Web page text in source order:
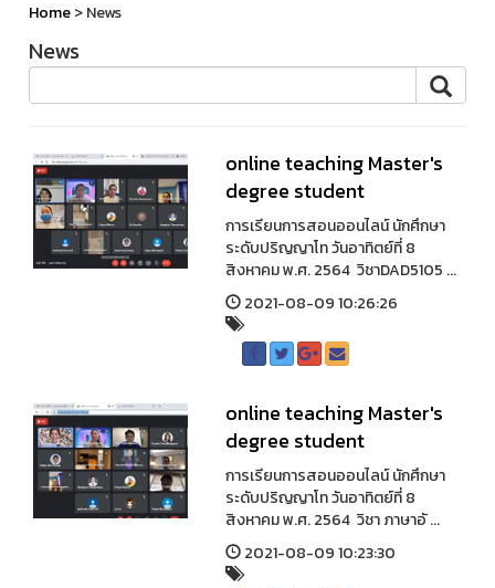
Home> News
News
online teaching Master's
degree student
การเรียนการสอนออนไลน์ นักศึกษา
ระดับปริญญาโท วันอาทิตย์ที่ 8
สิงหาคม พ.ศ. 2564 วิชาDAD5105 ...
2021-08-09 10:26:26
online teaching Master's
degree student
การเรียนการสอนออนไลน์ นักศึกษา
ระดับปริญญาโท วันอาทิตย์ที่ 8
สิงหาคม พ.ศ. 2564 วิชา ภาษาอั ...
2021-08-09 10:23:30